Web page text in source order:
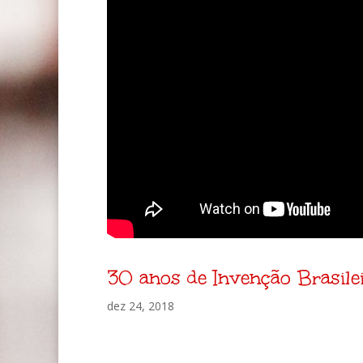
30 anos de Invenção
dez 24, 2018